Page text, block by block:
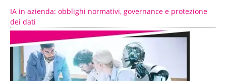
IA in azienda: obblighi normativi, governance e protezione
dei dati